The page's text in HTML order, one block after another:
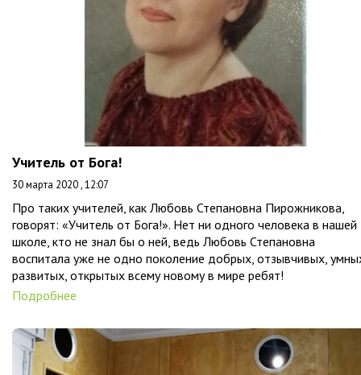
Учитель от Бога!
30 марта 2020 , 12:07
Про таких учителей, как Любовь Степановна Пирожникова,
говорят: «Учитель от Бога!». Нет ни одного человека в нашей
школе, кто не знал бы о ней, ведь Любовь Степановна
воспитала уже не одно поколение добрых, отзывчивых,
развитых, открытых всему новому в мире ребят!
Подробнее